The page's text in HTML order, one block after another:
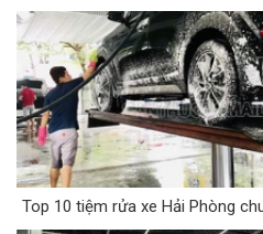
Top 10 tiệm rửa xe Hải Phòng